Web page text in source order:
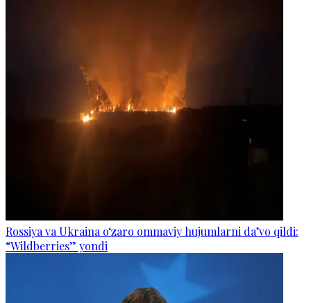
Rossiya va Ukraina o‘zaro ommaviy hujumlarni da’vo qildi:
“Wildberries” yondi